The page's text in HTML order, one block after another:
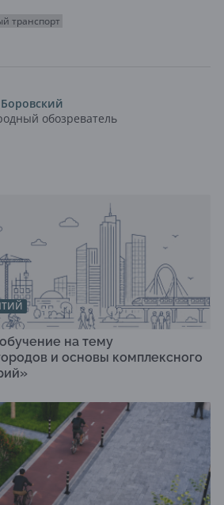
транспорт
обозреватель
на тему
и основы комплексного